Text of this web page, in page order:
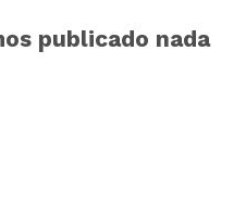
publicado nada